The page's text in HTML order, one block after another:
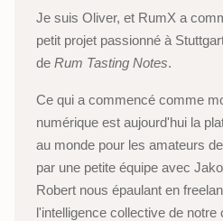
Je suis Oliver, et RumX a
petit projet passionné à
de Rum Tasting Notes.
Ce qui a commencé comme
numérique est aujourd'hui la
au monde pour les amateurs
par une petite équipe avec
Robert nous épaulant en
l'intelligence collective de